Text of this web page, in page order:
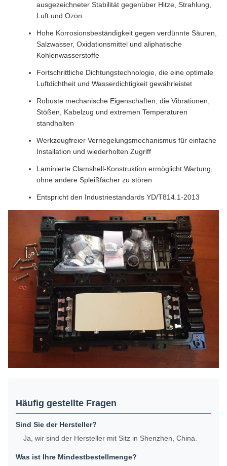
ausgezeichneter Stabilität gegenüber Hitze, Strahlung,
Luft und Ozon
Hohe Korrosionsbeständigkeit gegen verdünnte Säuren,
Salzwasser, Oxidationsmittel und aliphatische
Kohlenwasserstoffe
Fortschrittliche Dichtungstechnologie, die eine optimale
Luftdichtheit und Wasserdichtigkeit gewährleistet
Robuste mechanische Eigenschaften, die Vibrationen,
Stößen, Kabelzug und extremen Temperaturen
standhalten
Werkzeugfreier Verriegelungsmechanismus für einfache
Installation und wiederholten Zugriff
Laminierte Clamshell-Konstruktion ermöglicht Wartung,
ohne andere Spleißfächer zu stören
Entspricht den Industriestandards YD/T814.1-2013
Häufig gestellte Fragen
Sind Sie der Hersteller?
Ja, wir sind der Hersteller mit Sitz in Shenzhen, China.
Was ist Ihre Mindestbestellmenge?